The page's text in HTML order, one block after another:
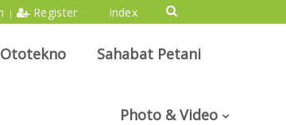
| Register index
Ototekno Sahabat Petani
Photo & Video